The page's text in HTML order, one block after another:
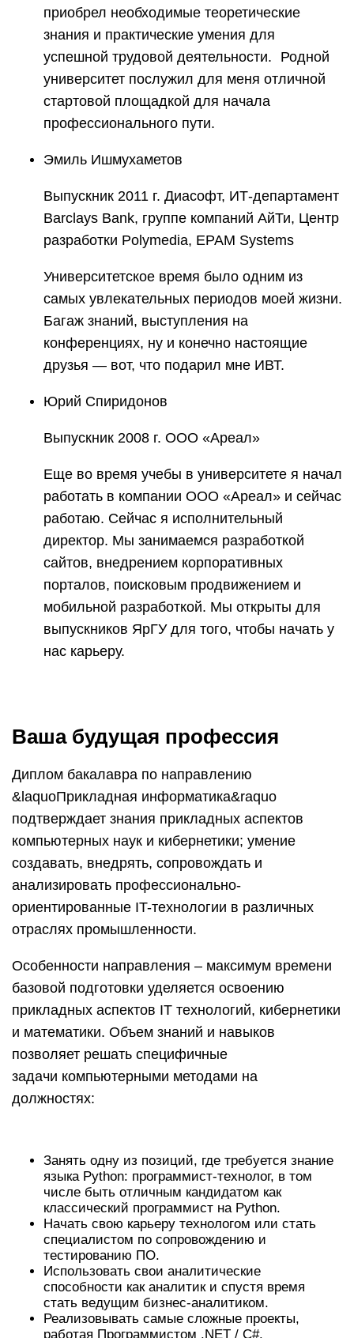
приобрел необходимые теоретические
знания и практические умения для
успешной трудовой деятельности. Родной
университет послужил для меня отличной
стартовой площадкой для начала
профессионального пути.
Эмиль Ишмухаметов
Выпускник 2011 г. Диасофт, ИТ-департамент
Barclays Bank, группе компаний АйТи, Центр
разработки Polymedia, EPAM Systems
Университетское время было одним из
самых увлекательных периодов моей жизни.
Багаж знаний, выступления на
конференциях, ну и конечно настоящие
друзья — вот, что подарил мне ИВТ.
Юрий Спиридонов
Выпускник 2008 г. ООО «Ареал»
Еще во время учебы в университете я начал
работать в компании ООО «Ареал» и сейчас
работаю. Сейчас я исполнительный
директор. Мы занимаемся разработкой
сайтов, внедрением корпоративных
порталов, поисковым продвижением и
мобильной разработкой. Мы открыты для
выпускников ЯрГУ для того, чтобы начать у
нас карьеру.
Ваша будущая профессия
Диплом бакалавра по направлению
&laquoПрикладная информатика&raquo
подтверждает знания прикладных аспектов
компьютерных наук и кибернетики; умение
создавать, внедрять, сопровождать и
анализировать профессионально-
ориентированные IT-технологии в различных
отраслях промышленности.
Особенности направления – максимум времени
базовой подготовки уделяется освоению
прикладных аспектов IT технологий, кибернетики
и математики. Объем знаний и навыков
позволяет решать специфичные
задачи компьютерными методами на
должностях:
Занять одну из позиций, где требуется знание
языка Python: программист-технолог, в том
числе быть отличным кандидатом как
классический программист на Python.
Начать свою карьеру технологом или стать
специалистом по сопровождению и
тестированию ПО.
Использовать свои аналитические
способности как аналитик и спустя время
стать ведущим бизнес-аналитиком.
Реализовывать самые сложные проекты,
работая Программистом .NET / C#.